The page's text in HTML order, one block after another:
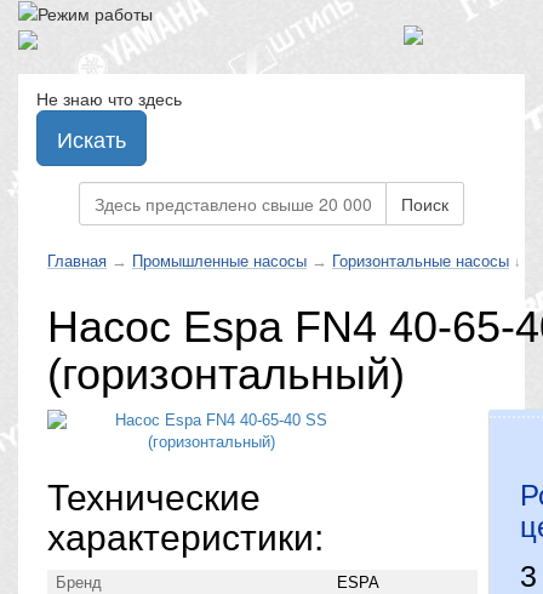
Не знаю что здесь
Искать
Поиск
Главная → Промышленные насосы → Горизонтальные насосы ↓
Насос Espa FN4 40-65-
(горизонтальный)
Технические
характеристики:
Бренд
ESPA